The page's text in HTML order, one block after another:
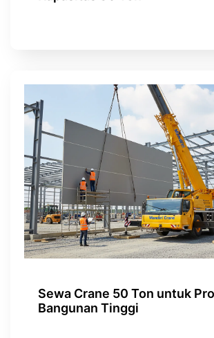
Sewa Crane 50 Ton untuk
Bangunan Tinggi